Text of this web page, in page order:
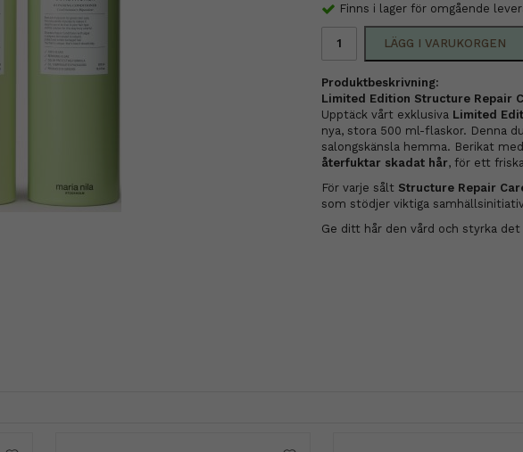
Finns i lager för omgående
LÄGG I VARUKORGEN
Produktbeskrivning:
Limited Edition Structure Repair
Upptäck vårt exklusiva Limited
nya, stora 500 ml-flaskor. Denna
salongskänsla hemma. Berikat med
återfuktar skadat hår, för ett
För varje sålt Structure Repair
som stödjer viktiga
Ge ditt hår den vård och styrka